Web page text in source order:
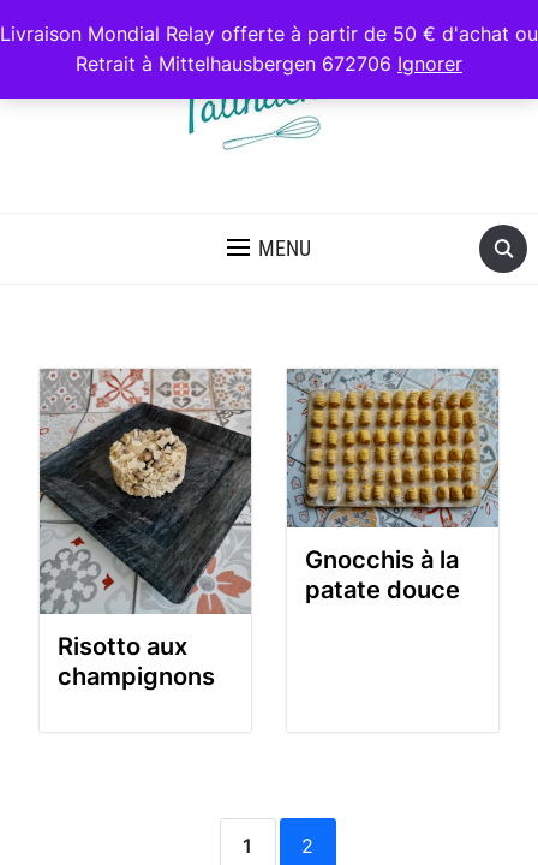
Livraison Mondial Relay offerte à partir de 50 € d'achat ou
Retrait à Mittelhausbergen 672706 Ignorer
MENU
Risotto aux
champignons
Gnocchis à la
patate douce
1 2